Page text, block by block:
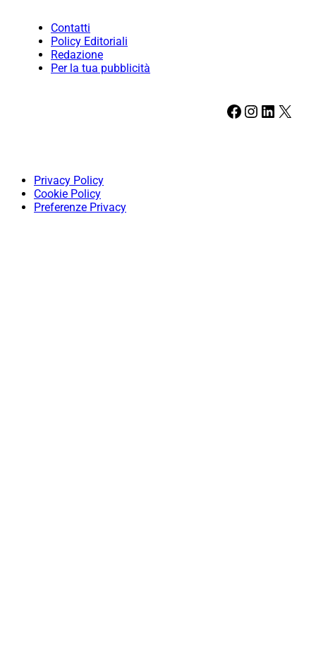
Contatti
Policy Editoriali
Redazione
Per la tua pubblicità
Facebook Instagram LinkedIn X
Privacy Policy
Cookie Policy
Preferenze Privacy